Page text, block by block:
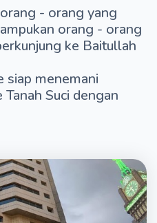
- orang yang
orang - orang
ke Baitullah
siap menemani
Suci dengan